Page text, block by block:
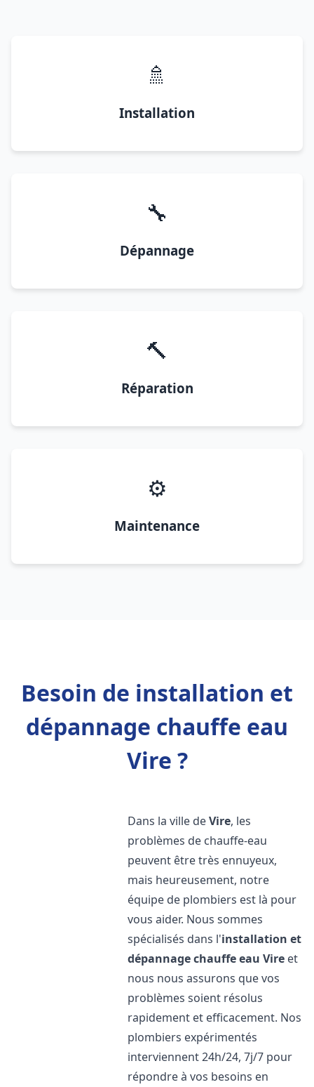
🚿
Installation
🔧
Dépannage
🔨
Réparation
⚙️
Maintenance
Besoin de installation et
dépannage chauffe eau
Vire ?
Dans la ville deVire, les
problèmes de chauffe-eau
peuvent être très ennuyeux,
mais heureusement, notre
équipe de plombiers est là pour
vous aider. Nous sommes
spécialisés dans l'installation et
dépannage chauffe eau Vire et
nous nous assurons que vos
problèmes soient résolus
rapidement et efficacement. Nos
plombiers expérimentés
interviennent 24h/24, 7j/7 pour
répondre à vos besoins en